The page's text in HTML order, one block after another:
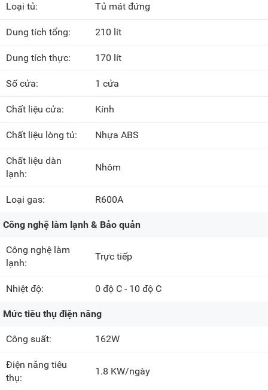
Loại tủ: Tủ mát đứng
Dung tích tổng: 210 lít
Dung tích thực: 170 lít
Số cửa: 1 cửa
Chất liệu cửa: Kính
Chất liệu lòng tủ: Nhựa ABS
Chất liệu dàn
lạnh:
Nhôm
Loại gas: R600A
Công nghệ làm lạnh & Bảo quản
Công nghệ làm
lạnh:
Trực tiếp
Nhiệt độ: 0 độ C - 10 độ C
Mức tiêu thụ điện năng
Công suất: 162W
Điện năng tiêu
thụ:
1.8 KW/ngày